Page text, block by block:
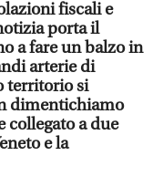
fiscali e
porta il
a fare un balzo in
arterie di
territorio si
dimentichiamo
collegato a due
e la